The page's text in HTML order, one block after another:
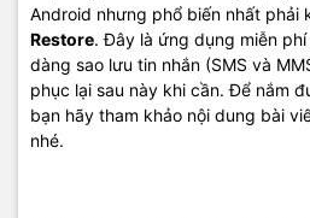
Android nhưng phổ biến nhất phải
Restore. Đây là ứng dụng miễn
dàng sao lưu tin nhắn (SMS và
phục lại sau này khi cần. Để nắm
bạn hãy tham khảo nội dung bài
nhé.